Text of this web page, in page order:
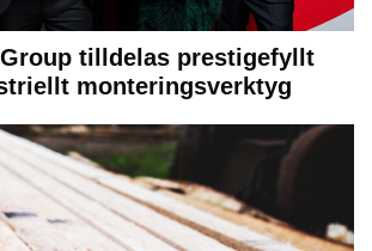
tilldelas prestigefyllt
monteringsverktyg